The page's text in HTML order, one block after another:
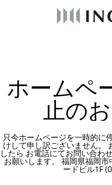
ホームペ
止の
只今ホームページを一時的に
けして申し訳ございません。
したら お電話にてお問い合わ
お願いします。 福岡県福岡
ードビル1F